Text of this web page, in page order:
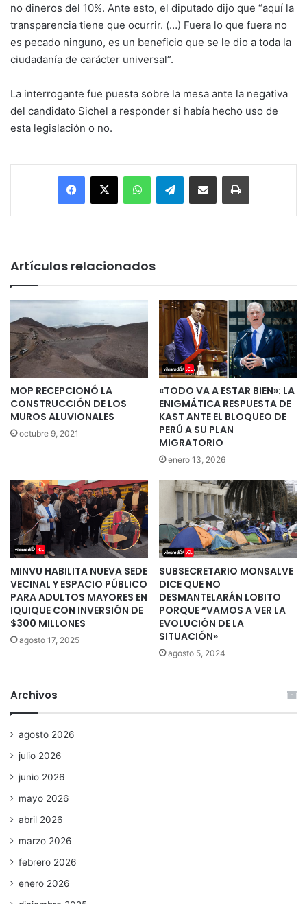
no dineros del 10%. Ante esto, el diputado dijo que “aquí la
transparencia tiene que ocurrir. (…) Fuera lo que fuera no
es pecado ninguno, es un beneficio que se le dio a toda la
ciudadanía de carácter universal”.
La interrogante fue puesta sobre la mesa ante la negativa
del candidato Sichel a responder si había hecho uso de
esta legislación o no.
Facebook
X WhatsAppTelegramEnviar vía email Imprimir
Artículos relacionados
MOP RECEPCIONÓ LA
CONSTRUCCIÓN DE LOS
MUROS ALUVIONALES
octubre 9, 2021
«TODO VA A ESTAR BIEN»: LA
ENIGMÁTICA RESPUESTA DE
KAST ANTE EL BLOQUEO DE
PERÚ A SU PLAN
MIGRATORIO
enero 13, 2026
MINVU HABILITA NUEVA SEDE
VECINAL Y ESPACIO PÚBLICO
PARA ADULTOS MAYORES EN
IQUIQUE CON INVERSIÓN DE
$300 MILLONES
agosto 17, 2025
SUBSECRETARIO MONSALVE
DICE QUE NO
DESMANTELARÁN LOBITO
PORQUE “VAMOS A VER LA
EVOLUCIÓN DE LA
SITUACIÓN»
agosto 5, 2024
Archivos
agosto 2026
julio 2026
junio 2026
mayo 2026
abril 2026
marzo 2026
febrero 2026
enero 2026